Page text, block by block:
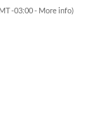
-03:00 - More info)